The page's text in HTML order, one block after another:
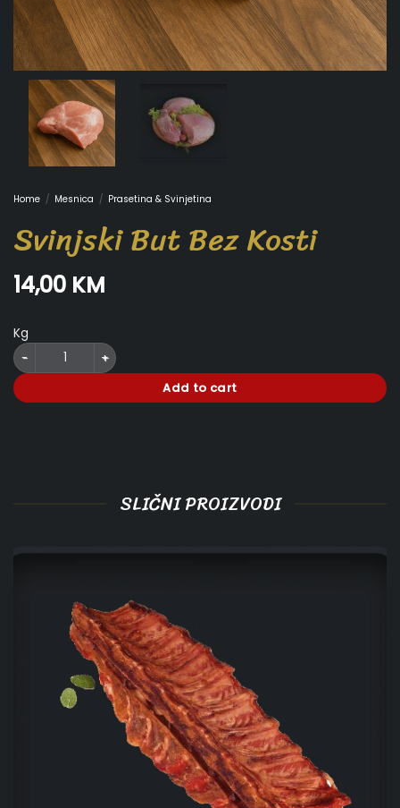
Home / Mesnica / Prasetina & Svinjetina
Svinjski But Bez Kosti
14,00 KM
Kg
Svinjski But Bez Kosti quantity
Add to cart
SLIČNI PROIZVODI